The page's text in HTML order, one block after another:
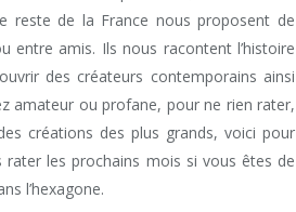
reste de la France nous proposent de
entre amis. Ils nous racontent l’histoire
des créateurs contemporains ainsi
amateur ou profane, pour ne rien rater,
créations des plus grands, voici pour
les prochains mois si vous êtes de
l’hexagone.